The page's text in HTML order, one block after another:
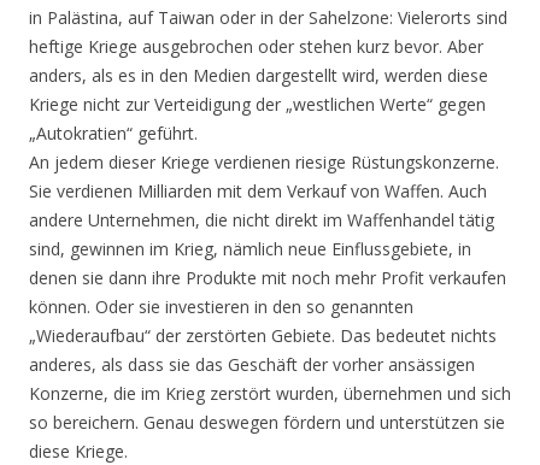
in Palästina, auf Taiwan oder in der Sahelzone: Vielerorts sind
heftige Kriege ausgebrochen oder stehen kurz bevor. Aber
anders, als es in den Medien dargestellt wird, werden diese
Kriege nicht zur Verteidigung der „westlichen Werte“ gegen
„Autokratien“ geführt.
An jedem dieser Kriege verdienen riesige Rüstungskonzerne.
Sie verdienen Milliarden mit dem Verkauf von Waffen. Auch
andere Unternehmen, die nicht direkt im Waffenhandel tätig
sind, gewinnen im Krieg, nämlich neue Einflussgebiete, in
denen sie dann ihre Produkte mit noch mehr Profit verkaufen
können. Oder sie investieren in den so genannten
„Wiederaufbau“ der zerstörten Gebiete. Das bedeutet nichts
anderes, als dass sie das Geschäft der vorher ansässigen
Konzerne, die im Krieg zerstört wurden, übernehmen und sich
so bereichern. Genau deswegen fördern und unterstützen sie
diese Kriege.